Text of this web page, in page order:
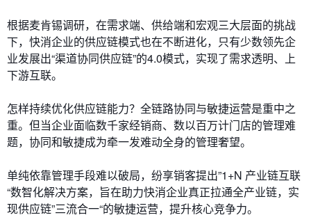
根据麦肯锡调研，在需求端、供给端和宏观三大层面的挑战
下，快消企业的供应链模式也在不断进化，只有少数领先企
业发展出“渠道协同供应链”的4.0模式，实现了需求透明、上
下游互联。
怎样持续优化供应链能力？全链路协同与敏捷运营是重中之
重。但当企业面临数千家经销商、数以百万计门店的管理难
题，协同和敏捷成为牵一发难动全身的管理奢望。
单纯依靠管理手段难以破局，纷享销客提出”1+N 产业链互联
“数智化解决方案，旨在助力快消企业真正拉通全产业链，实
现供应链”三流合一“的敏捷运营，提升核心竞争力。